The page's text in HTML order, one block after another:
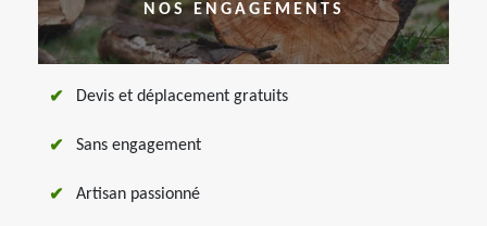
NOS ENGAGEMENTS
Devis et déplacement gratuits
Sans engagement
Artisan passionné